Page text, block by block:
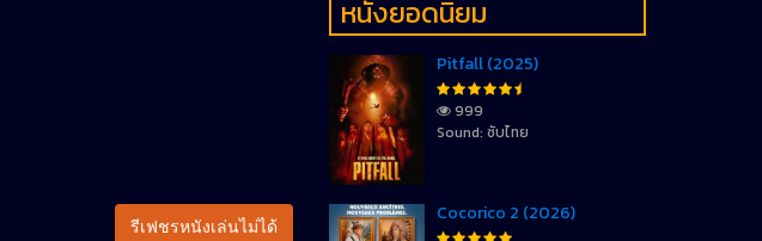
รีเฟชรหนังเล่นไม่ได้
หนังยอดนิยม
Pitfall (2025)
999
Sound: ซับไทย
Cocorico 2 (2026)